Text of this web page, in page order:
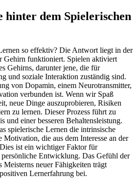
hinter dem Spielerischen
so effektiv? Die Antwort liegt in der
Gehirn funktioniert. Spielen aktiviert
Gehirns, darunter jene, die für
und soziale Interaktion zuständig sind.
von Dopamin, einem Neurotransmitter,
verbunden ist. Wenn wir Spaß
neue Dinge auszuprobieren, Risiken
zu lernen. Dieser Prozess führt zu
und einer besseren Behaltensleistung.
spielerische Lernen die intrinsische
die aus dem Interesse an der
ist ein wichtiger Faktor für
Entwicklung. Das Gefühl der
Meisterns neuer Fähigkeiten trägt
Lernerfahrung bei.